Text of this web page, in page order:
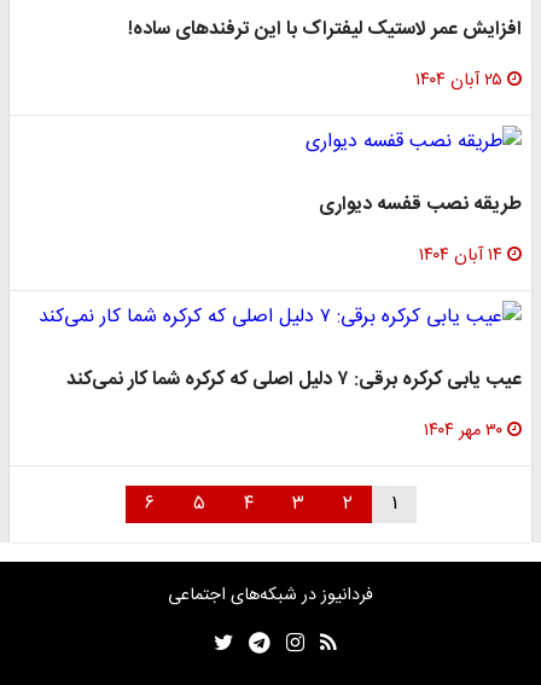
افزایش عمر لاستیک لیفتراک با این ترفندهای ساده!
۲۵ آبان ۱۴۰۴
طریقه نصب قفسه دیواری
۱۴ آبان ۱۴۰۴
عیب یابی کرکره برقی: ۷ دلیل اصلی که کرکره شما کار نمی‌کند
۳۰ مهر ۱۴۰۴
۱ ۲ ۳ ۴ ۵ ۶
فردانیوز در شبکه‌های اجتماعی